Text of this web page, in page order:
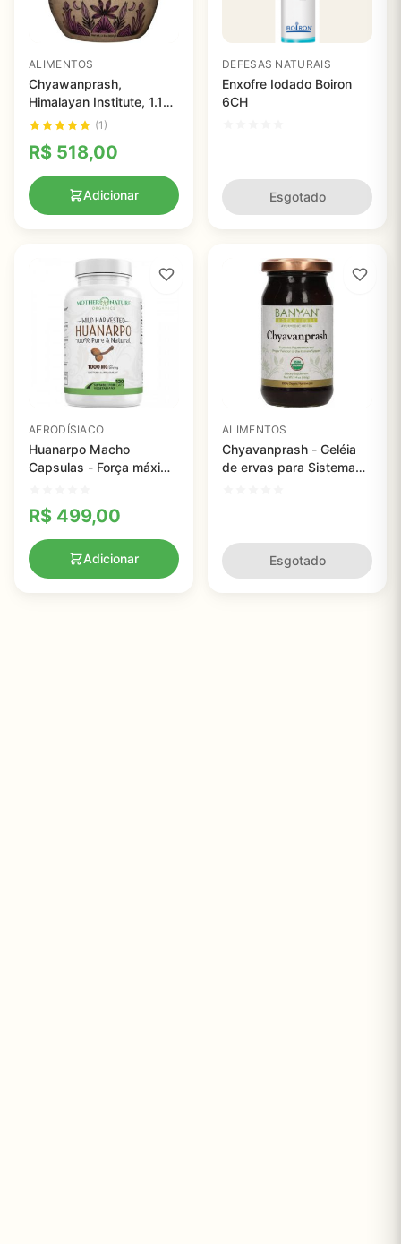
ALIMENTOS
Chyawanprash,
Himalayan Institute, 1.1
lbs (500 g)
(1)
R$ 518,00
Adicionar
DEFESAS NATURAIS
Enxofre Iodado Boiron
6CH
Esgotado
AFRODÍSIACO
Huanarpo Macho
Capsulas - Força máxima
R$ 499,00
Adicionar
ALIMENTOS
Chyavanprash - Geléia
de ervas para Sistema
Esgotado